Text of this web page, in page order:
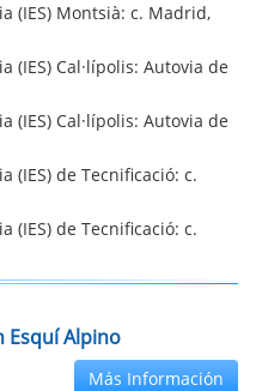
(IES) Montsià: c. Madrid,
(IES) Cal·lípolis: Autovia de
(IES) Cal·lípolis: Autovia de
(IES) de Tecnificació: c.
(IES) de Tecnificació: c.
Esquí Alpino
Más Información